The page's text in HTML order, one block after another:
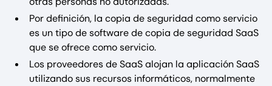
Por definición, la copia de seguridad como servicio
es un tipo de software de copia de seguridad SaaS
que se ofrece como servicio.
Los proveedores de SaaS alojan la aplicación SaaS
utilizando sus recursos informáticos, normalmente